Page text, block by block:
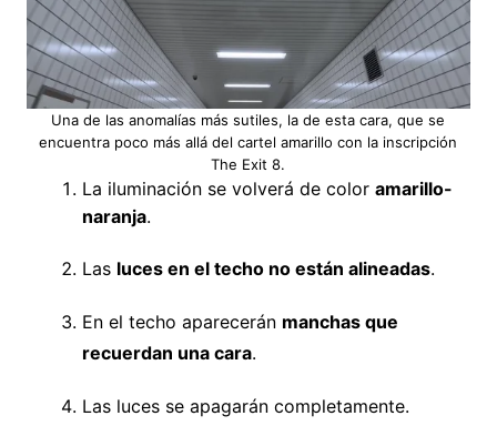
Una de las anomalías más sutiles, la de esta cara, que se
encuentra poco más allá del cartel amarillo con la inscripción
The Exit 8.
La iluminación se volverá de color amarillo-
naranja.
Las luces en el techo no están alineadas.
En el techo aparecerán manchas que
recuerdan una cara.
Las luces se apagarán completamente.